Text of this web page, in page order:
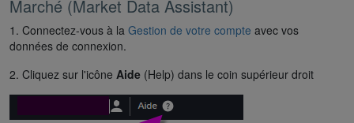
Marché (Market Data Assistant)
1. Connectez-vous à la Gestion de votre compte avec vos
données de connexion.
2. Cliquez sur l'icône Aide (Help) dans le coin supérieur droit